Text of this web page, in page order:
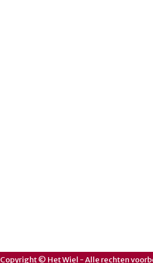
Copyright © Het Wiel - Alle rechten